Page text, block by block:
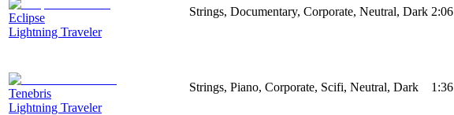
Eclipse
Lightning Traveler
Strings, Documentary, Corporate, Neutral, Dark 2:06
Tenebris
Lightning Traveler
Strings, Piano, Corporate, Scifi, Neutral, Dark 1:36